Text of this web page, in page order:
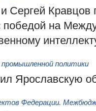
Сергей Кравцов
победой на
политики
Ярославскую
Федерации.